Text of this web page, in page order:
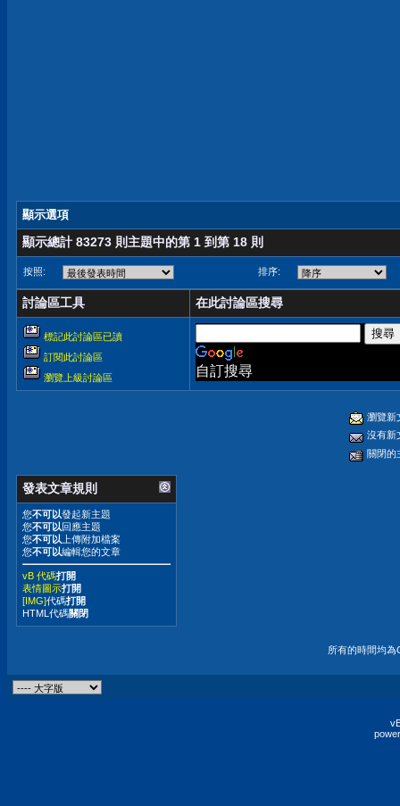
顯示選項
顯示總計 83273 則主題中的第 1 到第 18 則
按照: 排序:
討論區工具 在此討論區搜尋
標記此討論區已讀
訂閱此討論區
瀏覽上級討論區
自訂搜尋
瀏覽新
沒有新
關閉的
發表文章規則
您不可以發起新主題
您不可以回應主題
您不可以 上傳附加檔案
您不可以編輯您的文章
vB 代碼打開
表情圖示打開
[IMG]代碼打開
HTML代碼關閉
所有的時間均為